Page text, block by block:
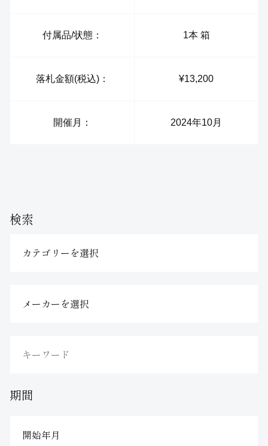
検索
期間
付属品/状態： 1本 箱
落札金額(税込)： ¥13,200
開催月： 2024年10月